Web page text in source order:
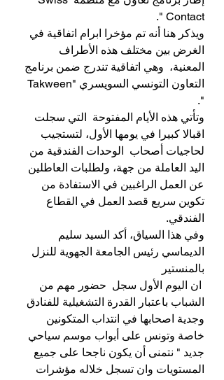
Contact ".
ويذكر هنا أنه تم مؤخرا ابرام اتفاقية في
الغرض بين مختلف هذه الأطراف
المعنية،  وهي اتفاقية تندرج ضمن برنامج
".
وتأتي هذه الأيام المفتوحة  التي سجلت
اقبالا كبيرا في يومها الأول، لتستجيب
لحاجيات أصحاب  الوحدات الفندقية من
اليد العاملة من جهة، ولطلبات العاطلين
عن العمل الراغبين في الاستفادة من
تكوين سريع قصد العمل في القطاع
الفندقي.
وفي هذا السياق، أكد السيد سليم
الديماسي رئيس الجامعة الجهوية للنزل
بالمنستير
ان اليوم الأول سجل  حضور مهم من
الشباب باعتبار القدرة التشغيلية للفنادق
وجدية اصحابها في انتداب المتكونين
خاصة وتونس على أبواب موسم سياحي
جديد " نتمنى أن يكون ناجحا على جميع
المستويات وان تسجل خلاله مؤشرات